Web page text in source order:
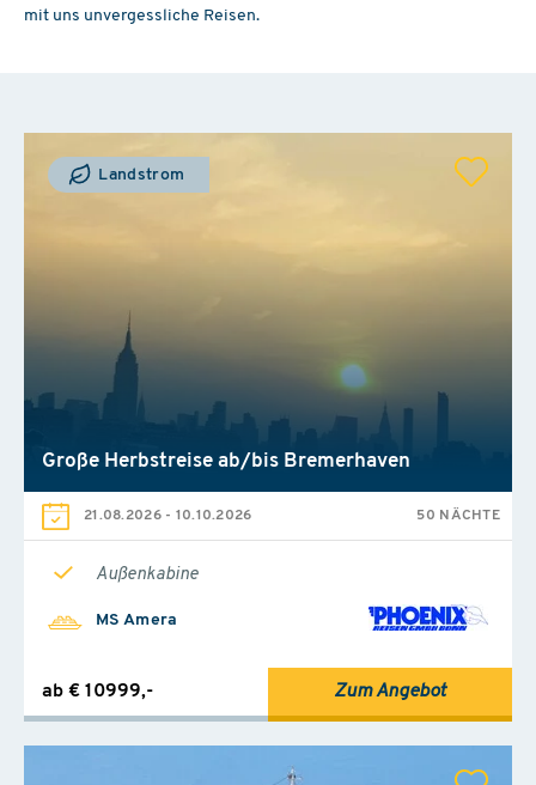
mit uns unvergessliche Reisen.
Landstrom
Große Herbstreise ab/bis Bremerhaven
21.08.2026- 10.10.2026 50 NÄCHTE
Außenkabine
MS Amera
ab € 10999,- Zum Angebot